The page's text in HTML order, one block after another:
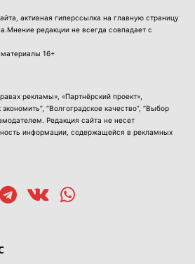
активная гиперссылка на главную страницу
редакции не всегда совпадает с
16+
рекламы», «Партнёрский проект»,
“Волгоградское качество”, “Выбор
Редакция сайта не несет
информации, содержащейся в рекламных